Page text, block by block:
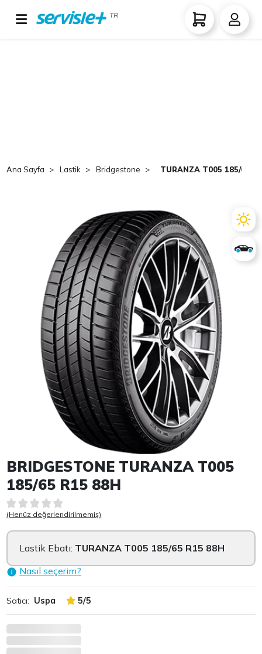
TR
Ana Sayfa Lastik Bridgestone TURANZA T005 185/65
Item 1 of 1
BRIDGESTONE TURANZA T005
185/65 R15 88H
(Henüz değerlendirilmemiş)
Lastik Ebatı: TURANZA T005 185/65 R15 88H
Nasıl seçerim?
Satıcı: Uspa 5/5